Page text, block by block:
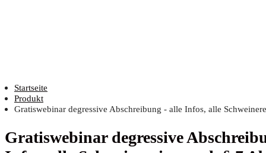
Startseite
Produkt
Gratiswebinar degressive Abschreibung - alle Infos, alle
Gra­tis­web­i­nar degres­si­ve